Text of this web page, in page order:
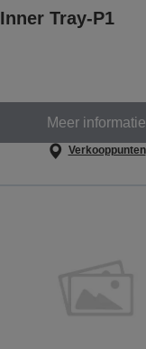
Inner Tray-P1
Meer informatie
Verkooppunten